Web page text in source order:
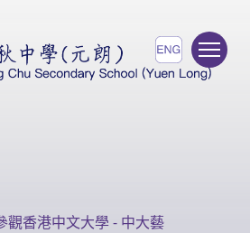
觀香港中文大學 - 中大藝